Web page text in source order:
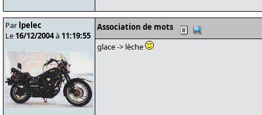
Par lpelec
Le 16/12/2004à 11:19:55
Association de mots
glace -> lèche